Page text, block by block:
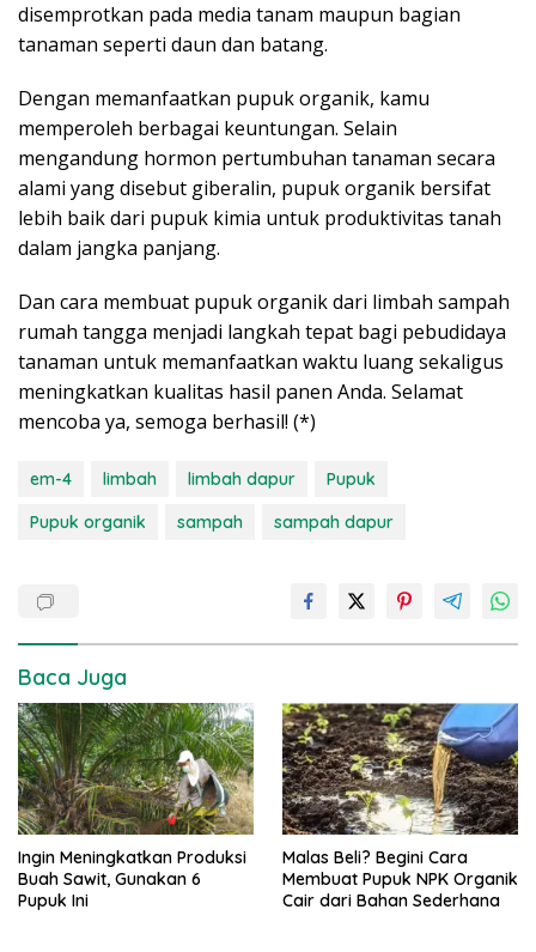
disemprotkan pada media tanam maupun bagian
tanaman seperti daun dan batang.
Dengan memanfaatkan pupuk organik, kamu
memperoleh berbagai keuntungan. Selain
mengandung hormon pertumbuhan tanaman secara
alami yang disebut giberalin, pupuk organik bersifat
lebih baik dari pupuk kimia untuk produktivitas tanah
dalam jangka panjang.
Dan cara membuat pupuk organik dari limbah sampah
rumah tangga menjadi langkah tepat bagi pebudidaya
tanaman untuk memanfaatkan waktu luang sekaligus
meningkatkan kualitas hasil panen Anda. Selamat
mencoba ya, semoga berhasil! (*)
em-4 limbah limbah dapur
Pupuk
Pupuk organik
sampah sampah dapur
Baca Juga
Ingin Meningkatkan Produksi
Buah Sawit, Gunakan 6
Pupuk Ini
Malas Beli? Begini Cara
Membuat Pupuk NPK Organik
Cair dari Bahan Sederhana